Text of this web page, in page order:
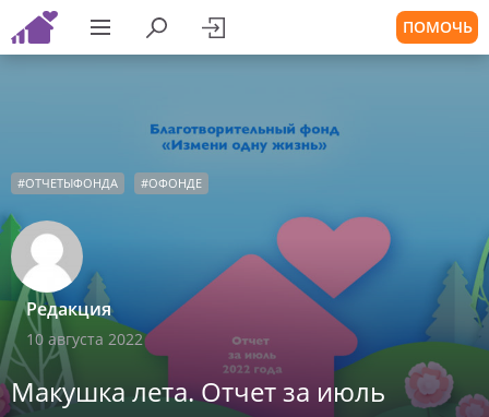
ПОМОЧЬ
#ОТЧЕТЫФОНДА #ОФОНДЕ
Редакция
10 августа 2022
Макушка лета. Отчет за июль